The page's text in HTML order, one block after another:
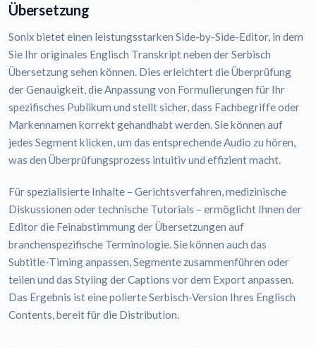
Übersetzung
Sonix bietet einen leistungsstarken Side-by-Side-Editor, in dem
Sie Ihr originales Englisch Transkript neben der Serbisch
Übersetzung sehen können. Dies erleichtert die Überprüfung
der Genauigkeit, die Anpassung von Formulierungen für Ihr
spezifisches Publikum und stellt sicher, dass Fachbegriffe oder
Markennamen korrekt gehandhabt werden. Sie können auf
jedes Segment klicken, um das entsprechende Audio zu hören,
was den Überprüfungsprozess intuitiv und effizient macht.
Für spezialisierte Inhalte – Gerichtsverfahren, medizinische
Diskussionen oder technische Tutorials – ermöglicht Ihnen der
Editor die Feinabstimmung der Übersetzungen auf
branchenspezifische Terminologie. Sie können auch das
Subtitle-Timing anpassen, Segmente zusammenführen oder
teilen und das Styling der Captions vor dem Export anpassen.
Das Ergebnis ist eine polierte Serbisch-Version Ihres Englisch
Contents, bereit für die Distribution.